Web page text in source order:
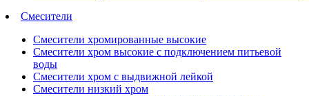
Смесители
Смесители хромированные высокие
Смесители хром высокие с подключением питьевой
воды
Смесители хром с выдвижной лейкой
Смесители низкий хром